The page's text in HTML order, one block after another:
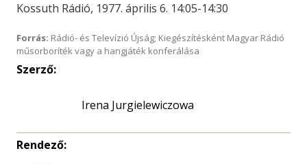
Kossuth Rádió, 1977. április 6. 14:05-14:30
Forrás: Rádió- és Televízió Újság; Kiegészítésként Magyar Rádió
műsorboríték vagy a hangjáték konferálása
Szerző:
Irena Jurgielewiczowa
Rendező: